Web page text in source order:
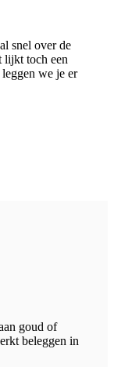
snel over de
lijkt toch een
we je er
goud of
beleggen in